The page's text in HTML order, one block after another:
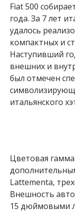
Fiat 500
года. За 7 лет
удалось
компактных и
Наступивший
внешних и
был отмечен
итальянского
Цветовая
Lattementa,
Внешность
15 дюймовыми